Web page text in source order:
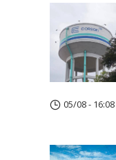
05/08 - 16:08